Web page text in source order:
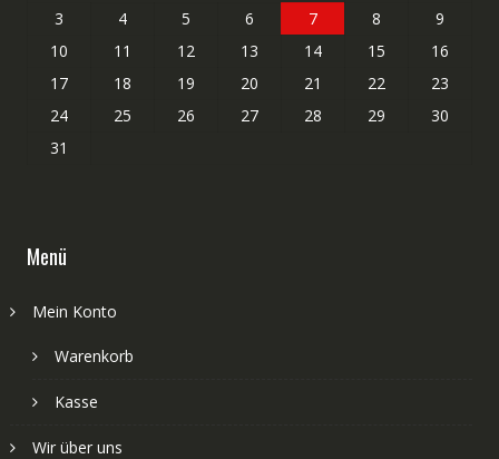
3
4 5 6 7 8
9
10
11 12 13 14 15
16
17
18 19 20 21 22
23
24
25 26 27 28 29
30
31
Menü
Mein Konto
Warenkorb
Kasse
Wir über uns